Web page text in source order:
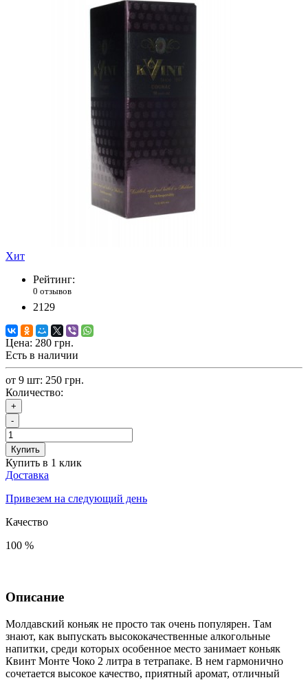
Хит
Рейтинг:
0 отзывов
2129
Цена: 280 грн.
Есть в наличии
от 9 шт: 250 грн.
Количество:
+
-
Купить
Купить в 1 клик
Доставка
Привезем на следующий день
Качество
100 %
Описание
Молдавский коньяк не просто так очень популярен. Там
знают, как выпускать высококачественные алкогольные
напитки, среди которых особенное место занимает коньяк
Квинт Монте Чоко 2 литра в тетрапаке. В нем гармонично
сочетается высокое качество, приятный аромат, отличный